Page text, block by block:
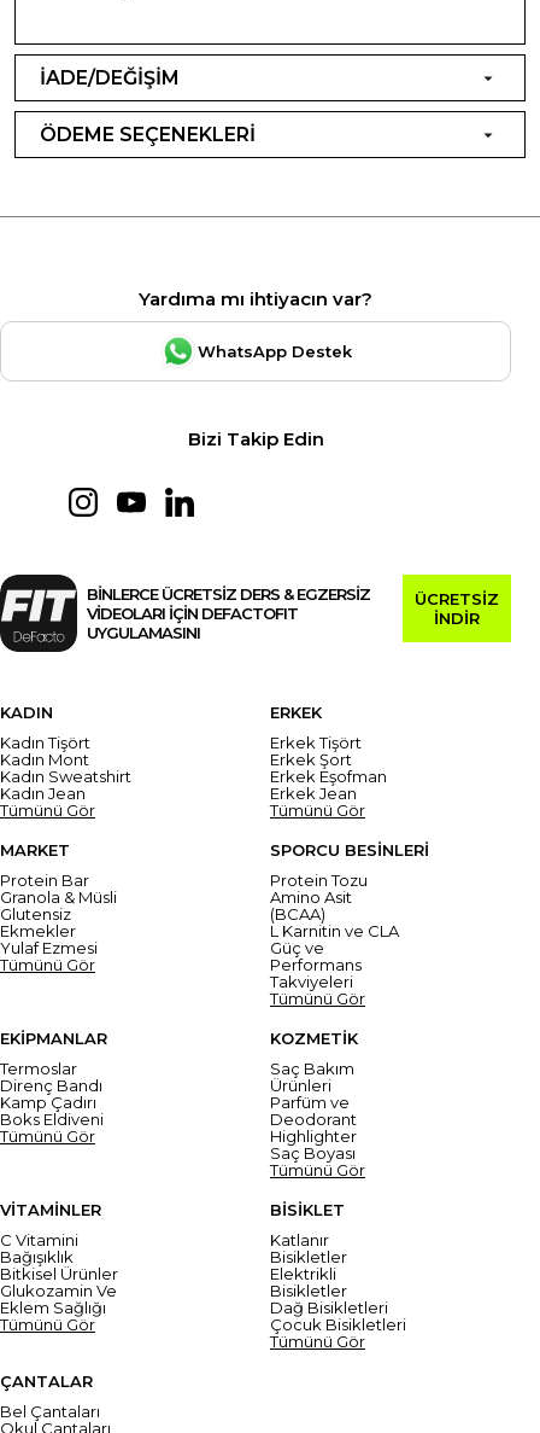
İADE/DEĞİŞİM
ÖDEME SEÇENEKLERİ
Yardıma mı ihtiyacın var?
WhatsApp Destek
Bizi Takip Edin
BİNLERCE ÜCRETSİZ DERS & EGZERSİZ
VİDEOLARI İÇİN DEFACTOFIT
UYGULAMASINI
ÜCRETSİZ
İNDİR
KADIN
Kadın Tişört
Kadın Mont
Kadın Sweatshirt
Kadın Jean
Tümünü Gör
ERKEK
Erkek Tişört
Erkek Şort
Erkek Eşofman
Erkek Jean
Tümünü Gör
MARKET
Protein Bar
Granola & Müsli
Glutensiz
Ekmekler
Yulaf Ezmesi
Tümünü Gör
SPORCU BESİNLERİ
Protein Tozu
Amino Asit
(BCAA)
L Karnitin ve CLA
Güç ve
Performans
Takviyeleri
Tümünü Gör
EKİPMANLAR
Termoslar
Direnç Bandı
Kamp Çadırı
Boks Eldiveni
Tümünü Gör
KOZMETİK
Saç Bakım
Ürünleri
Parfüm ve
Deodorant
Highlighter
Saç Boyası
Tümünü Gör
VİTAMİNLER
C Vitamini
Bağışıklık
Bitkisel Ürünler
Glukozamin Ve
Eklem Sağlığı
Tümünü Gör
BİSİKLET
Katlanır
Bisikletler
Elektrikli
Bisikletler
Dağ Bisikletleri
Çocuk Bisikletleri
Tümünü Gör
ÇANTALAR
Bel Çantaları
Okul Çantaları